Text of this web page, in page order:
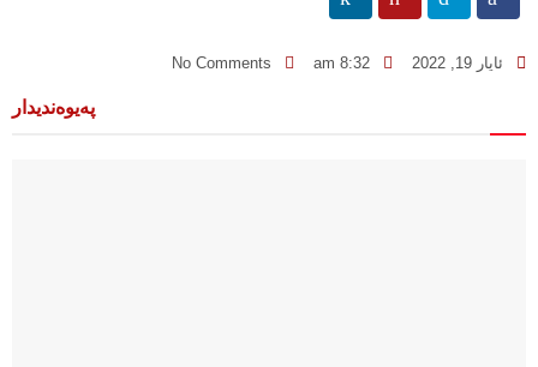
ئایار 19, 2022 8:32 am
No Comments
پەیوەندیدار